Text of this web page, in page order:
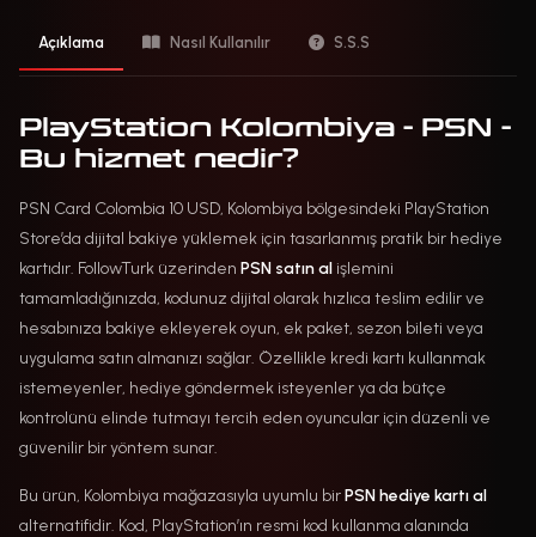
Açıklama Nasıl Kullanılır S.S.S
PlayStation Kolombiya - PSN -
Bu hizmet nedir?
PSN Card Colombia 10 USD, Kolombiya bölgesindeki PlayStation
Store’da dijital bakiye yüklemek için tasarlanmış pratik bir hediye
kartıdır. FollowTurk üzerinden PSN satın al işlemini
tamamladığınızda, kodunuz dijital olarak hızlıca teslim edilir ve
hesabınıza bakiye ekleyerek oyun, ek paket, sezon bileti veya
uygulama satın almanızı sağlar. Özellikle kredi kartı kullanmak
istemeyenler, hediye göndermek isteyenler ya da bütçe
kontrolünü elinde tutmayı tercih eden oyuncular için düzenli ve
güvenilir bir yöntem sunar.
Bu ürün, Kolombiya mağazasıyla uyumlu birPSN hediye kartı al
alternatifidir. Kod, PlayStation’ın resmi kod kullanma alanında